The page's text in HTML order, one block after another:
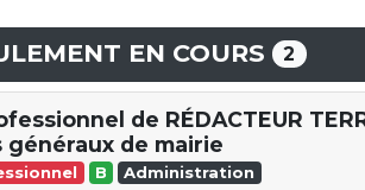
EN COURS 2
de RÉDACTEUR
de mairie
B Administration